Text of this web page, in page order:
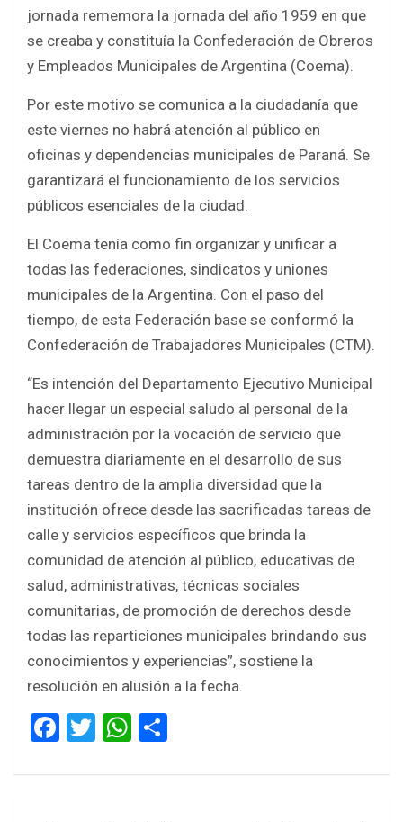
o
k
p
p
jornada rememora la jornada del año 1959 en que
se creaba y constituía la Confederación de Obreros
y Empleados Municipales de Argentina (Coema).
Por este motivo se comunica a la ciudadanía que
este viernes no habrá atención al público en
oficinas y dependencias municipales de Paraná. Se
garantizará el funcionamiento de los servicios
públicos esenciales de la ciudad.
El Coema tenía como fin organizar y unificar a
todas las federaciones, sindicatos y uniones
municipales de la Argentina. Con el paso del
tiempo, de esta Federación base se conformó la
Confederación de Trabajadores Municipales (CTM).
“Es intención del Departamento Ejecutivo Municipal
hacer llegar un especial saludo al personal de la
administración por la vocación de servicio que
demuestra diariamente en el desarrollo de sus
tareas dentro de la amplia diversidad que la
institución ofrece desde las sacrificadas tareas de
calle y servicios específicos que brinda la
comunidad de atención al público, educativas de
salud, administrativas, técnicas sociales
comunitarias, de promoción de derechos desde
todas las reparticiones municipales brindando sus
conocimientos y experiencias”, sostiene la
resolución en alusión a la fecha.
F
ce
T
tt
W
at ar